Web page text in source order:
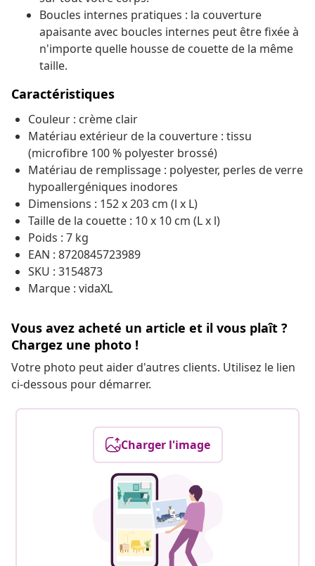
Boucles internes pratiques : la couverture
apaisante avec boucles internes peut être fixée à
n'importe quelle housse de couette de la même
taille.
Caractéristiques
Couleur : crème clair
Matériau extérieur de la couverture : tissu
(microfibre 100 % polyester brossé)
Matériau de remplissage : polyester, perles de verre
hypoallergéniques inodores
Dimensions : 152 x 203 cm (l x L)
Taille de la couette : 10 x 10 cm (L x l)
Poids : 7 kg
EAN : 8720845723989
SKU : 3154873
Marque : vidaXL
Vous avez acheté un article et il vous plaît ?
Chargez une photo !
Votre photo peut aider d'autres clients. Utilisez le lien
ci-dessous pour démarrer.
Charger l'image